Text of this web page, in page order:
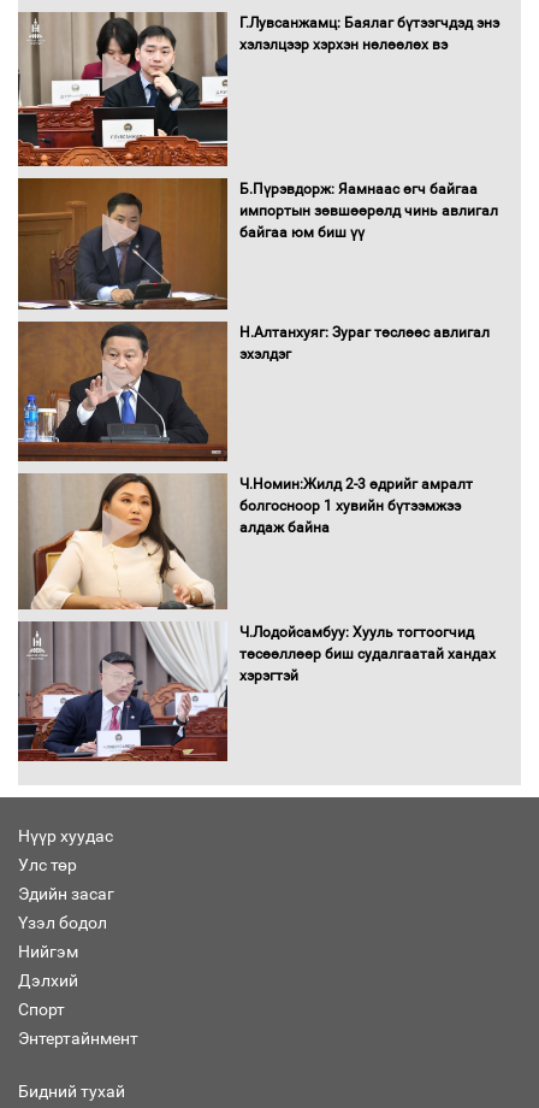
орчныг бүрдүүллээ
баримт
Г.Лувсанжамц: Баялаг бүтээгчдэд энэ
хэлэлцээр хэрхэн нөлөөлөх вэ
Б.Пүрэвдорж: Яамнаас өгч байгаа
импортын зөвшөөрөлд чинь авлигал
байгаа юм биш үү
Н.Алтанхуяг: Зураг төслөөс авлигал
эхэлдэг
Ч.Номин:Жилд 2-3 өдрийг амралт
болгосноор 1 хувийн бүтээмжээ
алдаж байна
Ч.Лодойсамбуу: Хууль тогтоогчид
төсөөллөөр биш судалгаатай хандах
хэрэгтэй
Нүүр хуудас
Улс төр
Эдийн засаг
Үзэл бодол
Нийгэм
Дэлхий
Спорт
Энтертайнмент
Бидний тухай